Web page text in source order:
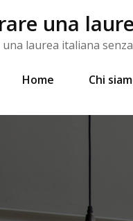
una
laurea italiana
Home Chi